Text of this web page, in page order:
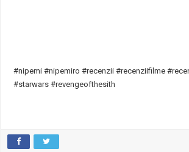
#nipemi #nipemiro #recenzii #recenziifilme
#starwars #revengeofthesith